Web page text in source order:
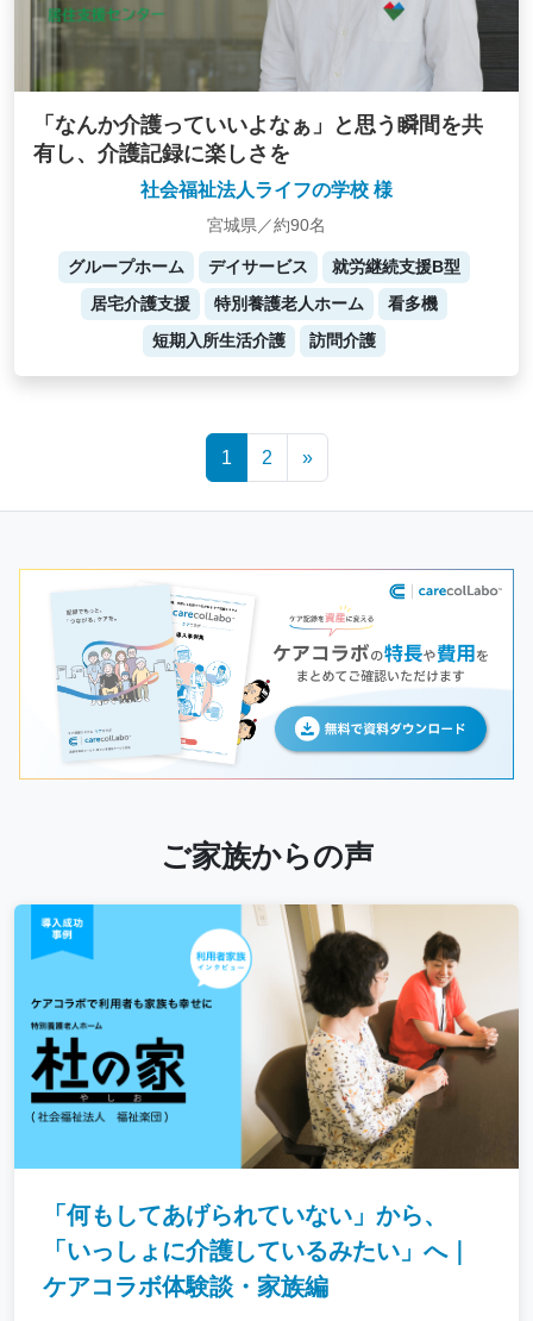
「なんか介護っていいよなぁ」と思う瞬間を共
有し、介護記録に楽しさを
社会福祉法人ライフの学校 様
宮城県／約90名
グループホーム デイサービス
就労継続支援B型
居宅介護支援
特別養護老人ホーム
看多機
短期入所生活介護
訪問介護
1 2 »
ご家族からの声
「何もしてあげられていない」から、
「いっしょに介護しているみたい」へ｜
ケアコラボ体験談・家族編